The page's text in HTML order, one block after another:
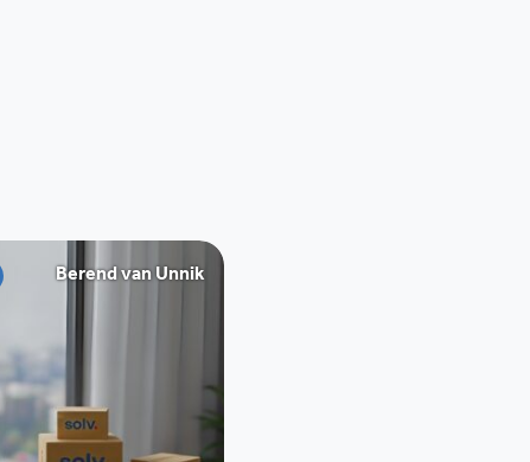
Berend van Unnik